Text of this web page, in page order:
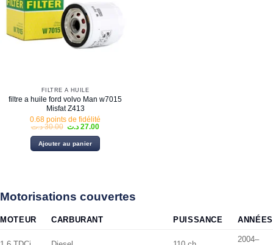
FILTRE À HUILE
filtre a huile ford volvo Man w7015
Misfat Z413
0.68 points de fidélité
30.00 د.ت
Le
initial
était :
27.00 د.ت
Le
actuel
est :
Ajouter au panier
Motorisations couvertes
MOTEUR CARBURANT PUISSANCE ANNÉES
2004–